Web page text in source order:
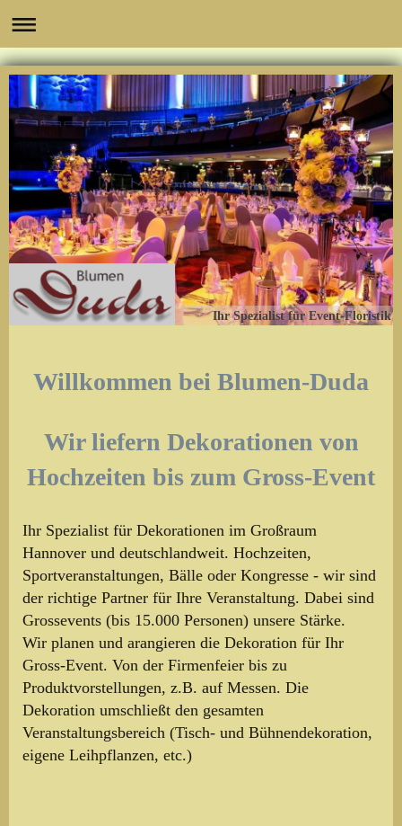
Ihr Spezialist für Event-Floristik
Willkommen bei Blumen-Duda
Wir liefern Dekorationen von
Hochzeiten bis zum Gross-Event
Ihr Spezialist für Dekorationen im Großraum
Hannover und deutschlandweit. Hochzeiten,
Sportveranstaltungen, Bälle oder Kongresse - wir sind
der richtige Partner für Ihre Veranstaltung. Dabei sind
Grossevents (bis 15.000 Personen) unsere Stärke.
Wir planen und arangieren die Dekoration für Ihr
Gross-Event. Von der Firmenfeier bis zu
Produktvorstellungen, z.B. auf Messen. Die
Dekoration umschließt den gesamten
Veranstaltungsbereich (Tisch- und Bühnendekoration,
eigene Leihpflanzen, etc.)